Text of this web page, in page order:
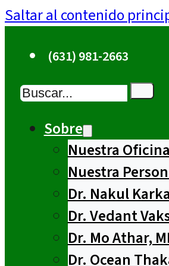
Saltar al contenido
(631) 981-2663
Buscar
Sobre
Nuestra Oficina
Nuestra
Dr. Nakul
Dr. Vedant
Dr. Mo Athar,
Dr. Ocean